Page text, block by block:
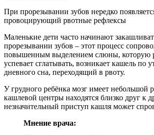
При прорезывании зубов нередко
провоцирующий рвотные рефлексы
Маленькие дети часто начинают
прорезывании зубов – этот процесс
повышенным выделением слюны, которую
успевает сглатывать, возникает кашель по
дневного сна, переходящий в рвоту.
У грудного ребёнка мозг имеет небольшой
кашлевой центры находятся близко друг к
незначительный приступ кашля может
Мнение врача: